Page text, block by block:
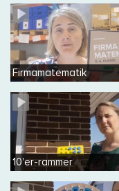
Firmamatematik
10'er-rammer